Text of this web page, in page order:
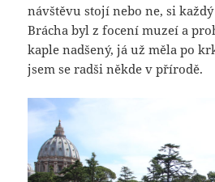
návštěvu stojí nebo ne, si
Brácha byl z focení muzeí a
kaple nadšený, já už měla po
jsem se radši někde v přírodě.